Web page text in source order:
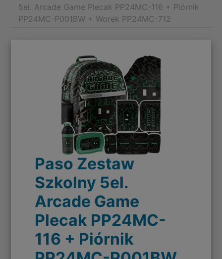
5el. Arcade Game Plecak PP24MC-116 + Piórnik
PP24MC-P001BW + Worek PP24MC-712
Paso Zestaw
Szkolny 5el.
Arcade Game
Plecak PP24MC-
116 + Piórnik